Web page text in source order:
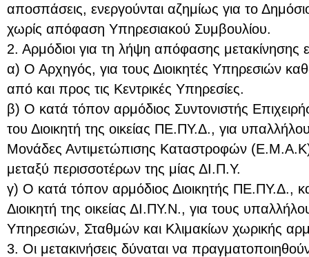
αποσπάσεις, ενεργούνται αζημίως για το
χωρίς απόφαση Υπηρεσιακού Συμβουλίου.
2. Αρμόδιοι για τη λήψη απόφασης μετακίνησης
α) Ο Αρχηγός, για τους Διοικητές Υπηρεσιών
από και προς τις Κεντρικές Υπηρεσίες.
β) Ο κατά τόπον αρμόδιος Συντονιστής
του Διοικητή της οικείας ΠΕ.ΠΥ.Δ., για
Μονάδες Αντιμετώπισης Καταστροφών
μεταξύ περισσοτέρων της μίας ΔΙ.Π.Υ.
γ) Ο κατά τόπον αρμόδιος Διοικητής ΠΕ.ΠΥ.Δ.,
Διοικητή της οικείας ΔΙ.ΠΥ.Ν., για τους
Υπηρεσιών, Σταθμών και Κλιμακίων χωρικής
3. Οι μετακινήσεις δύναται να